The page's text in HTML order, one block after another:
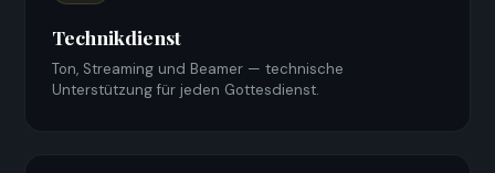
Technikdienst
Ton, Streaming und Beamer — technische
Unterstützung für jeden Gottesdienst.